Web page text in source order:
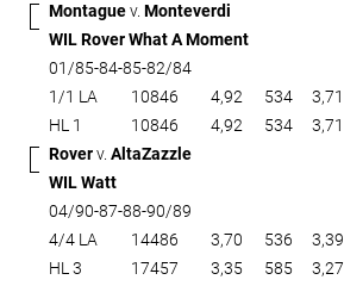
Montaguev. Monteverdi
WIL Rover What A Moment
01/85-84-85-82/84
1/1 LA
10846 4,92 534 3,71
HL 1
10846 4,92 534 3,71
Roverv. AltaZazzle
WIL Watt
04/90-87-88-90/89
4/4 LA
14486 3,70 536 3,39
HL 3
17457 3,35 585 3,27